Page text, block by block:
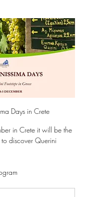
Days in Crete
in Crete it will be the
discover Querini